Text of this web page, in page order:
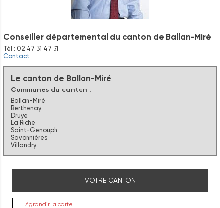
Conseiller départemental du canton de Ballan-Miré
Tél : 02 47 31 47 31
Contact
Le canton de Ballan-Miré
Communes du canton :
Ballan-Miré
Berthenay
Druye
La Riche
Saint-Genouph
Savonnières
Villandry
VOTRE CANTON
Agrandir la carte